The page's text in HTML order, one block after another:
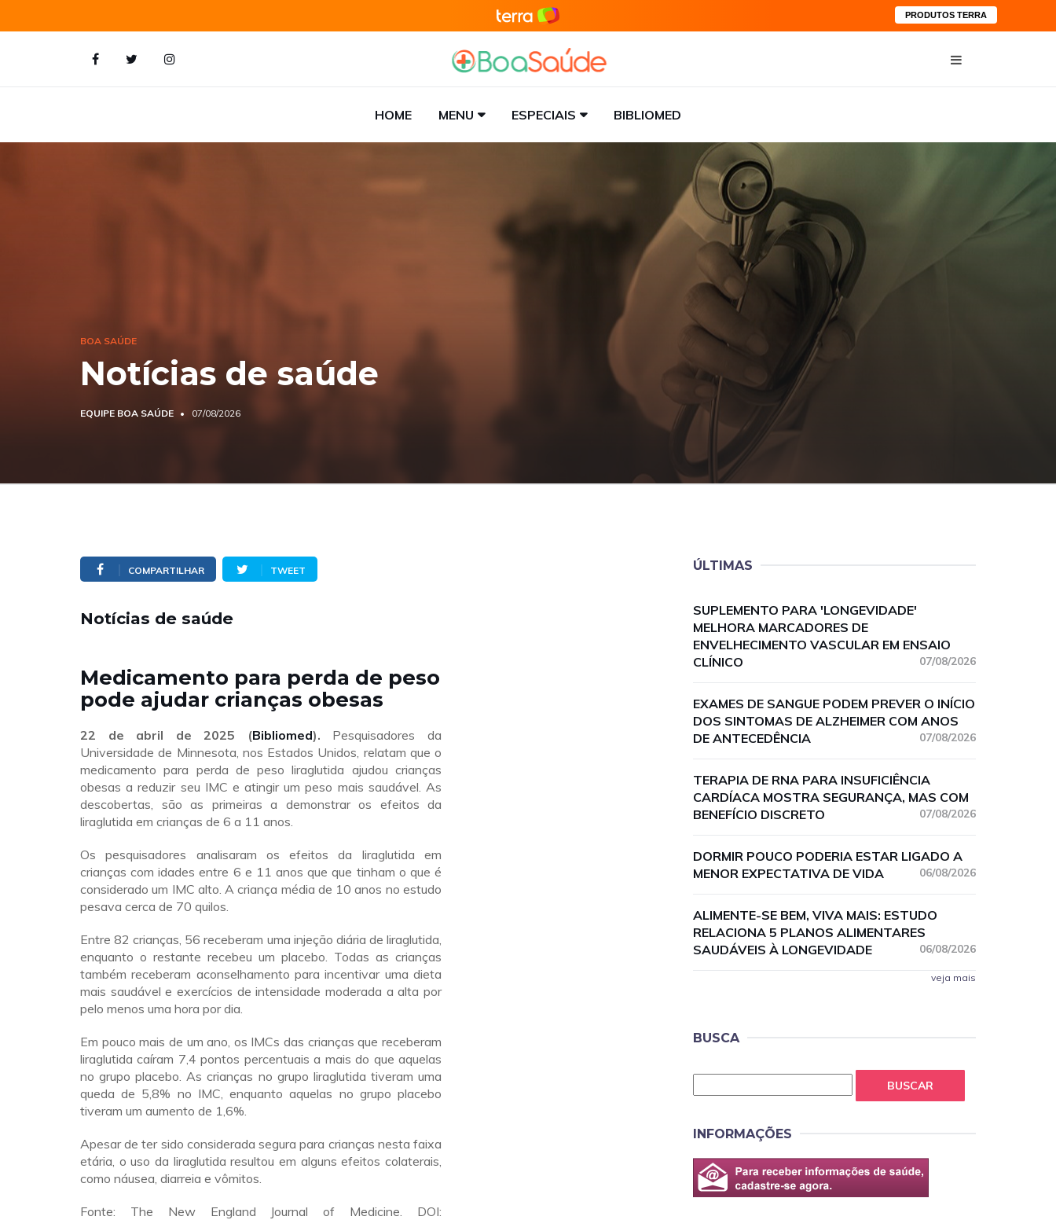
PRODUTOS TERRA
HOME MENU ESPECIAIS BIBLIOMED
BOA SAÚDE
Notícias de saúde
EQUIPE BOA SAÚDE 07/08/2026
COMPARTILHAR TWEET
Notícias de saúde
Medicamento para perda de peso
pode ajudar crianças obesas
22 de abril de 2025 (Bibliomed). Pesquisadores da
Universidade de Minnesota, nos Estados Unidos, relatam que o
medicamento para perda de peso liraglutida ajudou crianças
obesas a reduzir seu IMC e atingir um peso mais saudável. As
descobertas, são as primeiras a demonstrar os efeitos da
liraglutida em crianças de 6 a 11 anos.
Os pesquisadores analisaram os efeitos da liraglutida em
crianças com idades entre 6 e 11 anos que que tinham o que é
considerado um IMC alto. A criança média de 10 anos no estudo
pesava cerca de 70 quilos.
Entre 82 crianças, 56 receberam uma injeção diária de liraglutida,
enquanto o restante recebeu um placebo. Todas as crianças
também receberam aconselhamento para incentivar uma dieta
mais saudável e exercícios de intensidade moderada a alta por
pelo menos uma hora por dia.
Em pouco mais de um ano, os IMCs das crianças que receberam
liraglutida caíram 7,4 pontos percentuais a mais do que aquelas
no grupo placebo. As crianças no grupo liraglutida tiveram uma
queda de 5,8% no IMC, enquanto aquelas no grupo placebo
tiveram um aumento de 1,6%.
Apesar de ter sido considerada segura para crianças nesta faixa
etária, o uso da liraglutida resultou em alguns efeitos colaterais,
como náusea, diarreia e vômitos.
Fonte: The New England Journal of Medicine. DOI:
ÚLTIMAS
SUPLEMENTO PARA 'LONGEVIDADE'
MELHORA MARCADORES DE
ENVELHECIMENTO VASCULAR EM ENSAIO
CLÍNICO
07/08/2026
EXAMES DE SANGUE PODEM PREVER O INÍCIO
DOS SINTOMAS DE ALZHEIMER COM ANOS
DE ANTECEDÊNCIA
07/08/2026
TERAPIA DE RNA PARA INSUFICIÊNCIA
CARDÍACA MOSTRA SEGURANÇA, MAS COM
BENEFÍCIO DISCRETO
07/08/2026
DORMIR POUCO PODERIA ESTAR LIGADO A
MENOR EXPECTATIVA DE VIDA
06/08/2026
ALIMENTE-SE BEM, VIVA MAIS: ESTUDO
RELACIONA 5 PLANOS ALIMENTARES
SAUDÁVEIS À LONGEVIDADE
06/08/2026
veja mais
BUSCA
BUSCAR
INFORMAÇÕES